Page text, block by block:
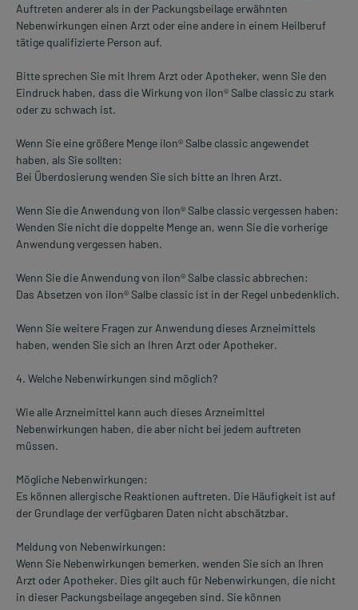
Auftreten anderer als in der Packungsbeilage erwähnten
Nebenwirkungen einen Arzt oder eine andere in einem Heilberuf
tätige qualifizierte Person auf.
Bitte sprechen Sie mit Ihrem Arzt oder Apotheker, wenn Sie den
Eindruck haben, dass die Wirkung von ilon® Salbe classic zu stark
oder zu schwach ist.
Wenn Sie eine größere Menge ilon® Salbe classic angewendet
haben, als Sie sollten:
Bei Überdosierung wenden Sie sich bitte an Ihren Arzt.
Wenn Sie die Anwendung von ilon® Salbe classic vergessen haben:
Wenden Sie nicht die doppelte Menge an, wenn Sie die vorherige
Anwendung vergessen haben.
Wenn Sie die Anwendung von ilon® Salbe classic abbrechen:
Das Absetzen von ilon® Salbe classic ist in der Regel unbedenklich.
Wenn Sie weitere Fragen zur Anwendung dieses Arzneimittels
haben, wenden Sie sich an Ihren Arzt oder Apotheker.
4. Welche Nebenwirkungen sind möglich?
Wie alle Arzneimittel kann auch dieses Arzneimittel
Nebenwirkungen haben, die aber nicht bei jedem auftreten
müssen.
Mögliche Nebenwirkungen:
Es können allergische Reaktionen auftreten. Die Häufigkeit ist auf
der Grundlage der verfügbaren Daten nicht abschätzbar.
Meldung von Nebenwirkungen:
Wenn Sie Nebenwirkungen bemerken, wenden Sie sich an Ihren
Arzt oder Apotheker. Dies gilt auch für Nebenwirkungen, die nicht
in dieser Packungsbeilage angegeben sind. Sie können